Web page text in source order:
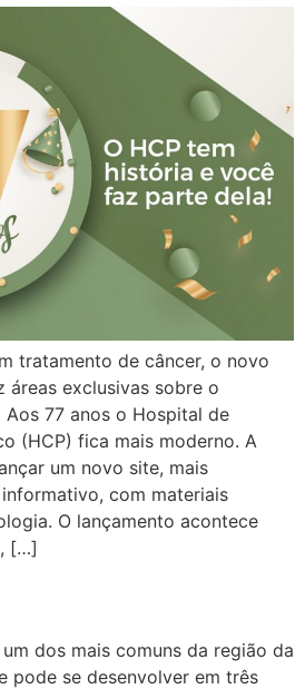
tratamento de câncer, o novo
exclusivas sobre o
77 anos o Hospital de
(HCP) fica mais moderno. A
um novo site, mais
com materiais
O lançamento acontece
[…]
dos mais comuns da região da
pode se desenvolver em três